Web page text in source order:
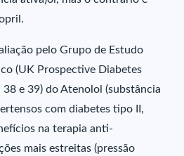
pelo Grupo de Estudo
(UK Prospective Diabetes
e 39) do Atenolol (substância
com diabetes tipo II,
na terapia anti-
mais estreitas (pressão